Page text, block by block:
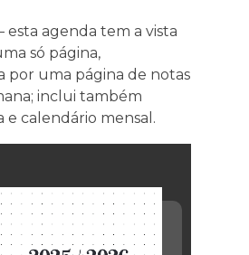
esta agenda tem a vista
só página,
por uma página de notas
inclui também
e calendário mensal.